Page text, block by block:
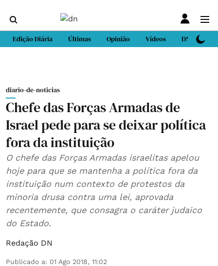
Edição Diária Últimas Opinião Vídeos DN Sport
diario-de-noticias
Chefe das Forças Armadas de
Israel pede para se deixar política
fora da instituição
O chefe das Forças Armadas israelitas apelou
hoje para que se mantenha a política fora da
instituição num contexto de protestos da
minoria drusa contra uma lei, aprovada
recentemente, que consagra o caráter judaico
do Estado.
Redação DN
Publicado a: 01 Ago 2018, 11:02